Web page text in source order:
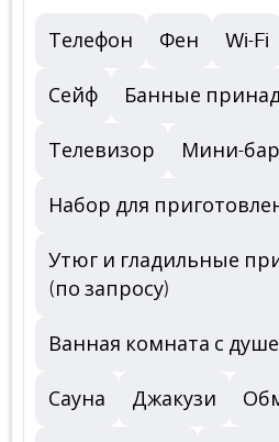
Телефон Фен Wi-Fi
Сейф Банные
Телевизор Мини-
Набор для
Утюг и гладильные
(по запросу)
Ванная комната с
Сауна Джакузи